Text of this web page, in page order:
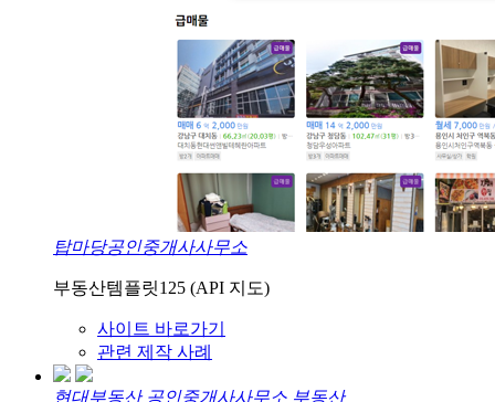
탑마당공인중개사사무소
부동산템플릿125 (API 지도)
사이트 바로가기
관련 제작 사례
현대부동산 공인중개사사무소 부동산